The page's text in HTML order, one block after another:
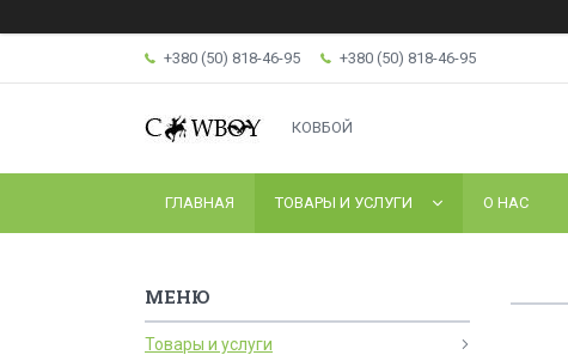
+380 (50) 818-46-95 +380 (50) 818-46-95
КОВБОЙ
ГЛАВНАЯ ТОВАРЫ И УСЛУГИ О НАС
Товары и услуги